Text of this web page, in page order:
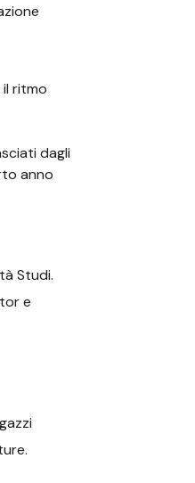
ritmo
dagli
anno
Studi.
e